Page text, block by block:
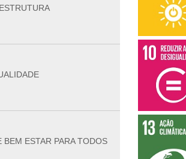
BEM ESTAR PARA TODOS